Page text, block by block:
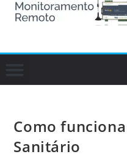
Como
Sanitário